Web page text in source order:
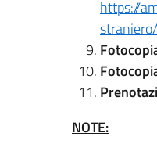
https://
NOTE: